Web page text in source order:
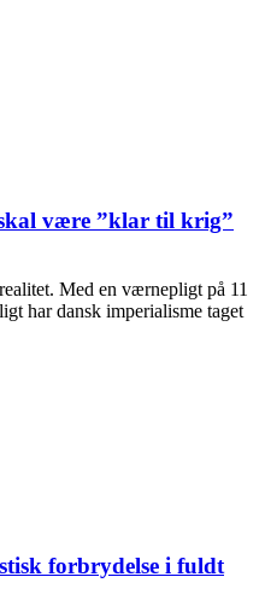
være ”klar til krig”
Med en værnepligt på 11
har dansk imperialisme taget
forbrydelse i fuldt